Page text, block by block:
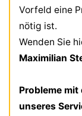
Vorfeld eine
nötig ist.
Wenden Sie
Maximilian
Probleme
unseres